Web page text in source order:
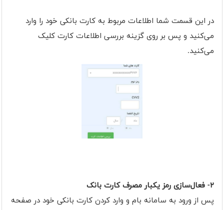
در این قسمت شما اطلاعات مربوط به کارت بانکی خود را وارد
می‌کنید و پس بر روی گزینه بررسی اطلاعات کارت کلیک
می‌کنید.
۲- فعال‌سازی رمز یکبار مصرف کارت بانک
پس از ورود به سامانه بام و وارد کردن کارت بانکی خود در صفحه